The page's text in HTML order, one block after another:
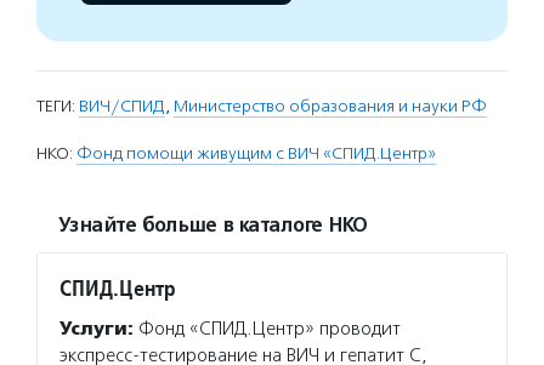
ТЕГИ: ВИЧ/СПИД, Министерство образования и науки РФ
НКО: Фонд помощи живущим с ВИЧ «СПИД.Центр»
Узнайте больше в каталоге НКО
СПИД.Центр
Услуги: Фонд «СПИД.Центр» проводит
экспресс-тестирование на ВИЧ и гепатит С,